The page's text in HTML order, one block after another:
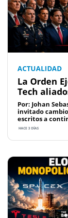
ACTUALIDAD
La Orden
Tech
Por: Johan
invitado
escritos a
HACE 3 DÍAS